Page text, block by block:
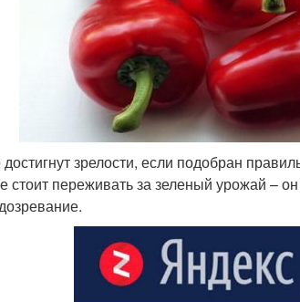
зрелости, если подобран
переживать за зеленый урожай –